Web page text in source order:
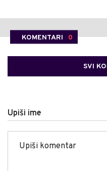
KOMENTARI 0
SVI
Upiši ime